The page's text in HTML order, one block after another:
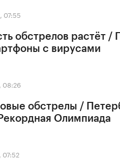
07:55
обстрелов растёт /
с вирусами
08:26
обстрелы /
Олимпиада
07:52